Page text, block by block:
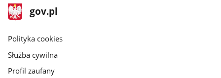
stopka
gov.pl
Strona
gov.pl
gov.pl
Polityka cookies
Służba cywilna
Profil zaufany